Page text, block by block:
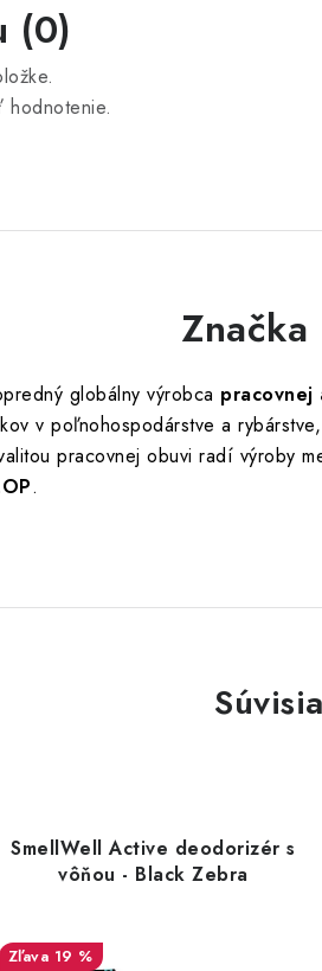
(0)
hodnotenie.
Značka
globálny výrobca pracovnej
v poľnohospodárstve a
pracovnej obuvi radí
.
SmellWell Active deodorizér s
vôňou - Black Zebra
19 %